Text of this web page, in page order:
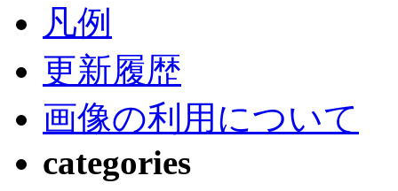
凡例
更新履歴
画像の利用について
categories